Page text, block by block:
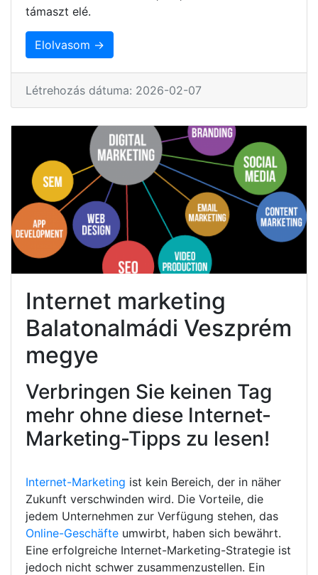
támaszt elé.
Elolvasom →
Létrehozás dátuma: 2026-02-07
Internet marketing
Balatonalmádi Veszprém
megye
Verbringen Sie keinen Tag
mehr ohne diese Internet-
Marketing-Tipps zu lesen!
Internet-Marketing ist kein Bereich, der in näher
Zukunft verschwinden wird. Die Vorteile, die
jedem Unternehmen zur Verfügung stehen, das
Online-Geschäfte umwirbt, haben sich bewährt.
Eine erfolgreiche Internet-Marketing-Strategie ist
jedoch nicht schwer zusammenzustellen. Ein